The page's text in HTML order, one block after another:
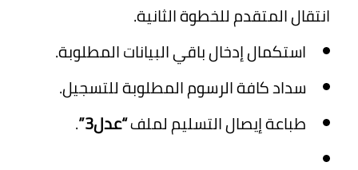
انتقال المتقدم للخطوة الثانية.
استكمال إدخال باقي البيانات المطلوبة.
سداد كافة الرسوم المطلوبة للتسجيل.
طباعة إيصال التسليم لملف“عدل3” .